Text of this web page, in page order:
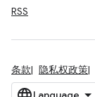
RSS
条款 隐私权政策